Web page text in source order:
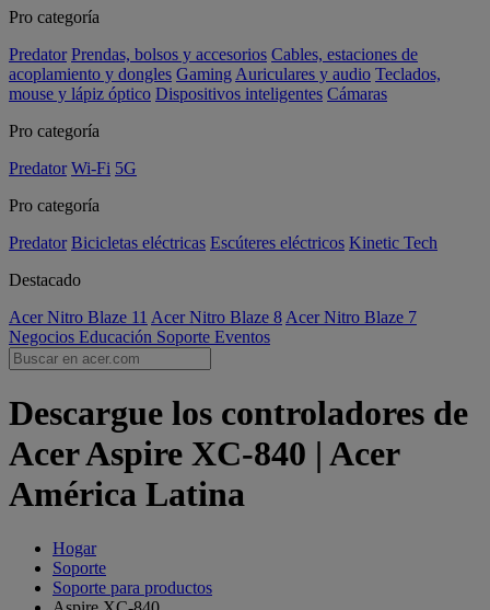
Pro categoría
Predator Prendas, bolsos y accesorios Cables, estaciones de
acoplamiento y dongles Gaming Auriculares y audio Teclados,
mouse y lápiz óptico Dispositivos inteligentes Cámaras
Pro categoría
Predator Wi-Fi 5G
Pro categoría
Predator Bicicletas eléctricas Escúteres eléctricos Kinetic Tech
Destacado
Acer Nitro Blaze 11 Acer Nitro Blaze 8 Acer Nitro Blaze 7
Negocios Educación Soporte Eventos
Descargue los controladores de
Acer Aspire XC-840 | Acer
América Latina
Hogar
Soporte
Soporte para productos